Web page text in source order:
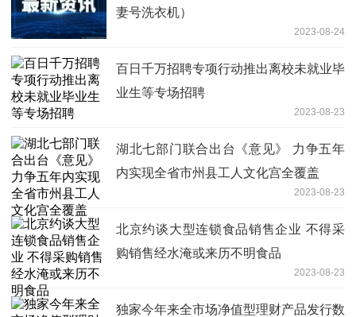
妻号洗衣机）
2023-08-24
百日千万招聘专项行动推出离校未就业毕
业生等专场招聘
2023-08-23
湖北七部门联合出台《意见》 力争五年
内实现全省市州县工人文化宫全覆盖
2023-08-23
北京约谈大型连锁食品销售企业 不得采
购销售经水淹或来历不明食品
2023-08-23
独家今年来全市场净值型理财产品发行数